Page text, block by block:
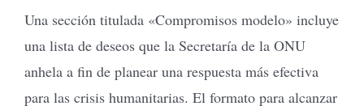
Una sección titulada «Compromisos modelo» incluye
una lista de deseos que la Secretaría de la ONU
anhela a fin de planear una respuesta más efectiva
para las crisis humanitarias. El formato para alcanzar